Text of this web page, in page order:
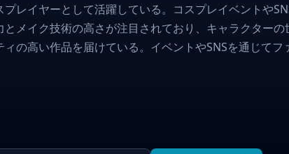
レイヤーとして活躍している。コスプレイベントや
とメイク技術の高さが注目されており、キャラクター
の高い作品を届けている。イベントやSNSを通じて